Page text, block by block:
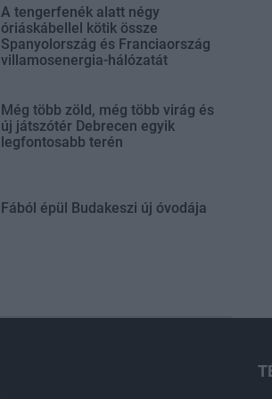
A tengerfenék alatt négy
óriáskábellel kötik össze
Spanyolország és Franciaország
villamosenergia-hálózatát
Még több zöld, még több virág és
új játszótér Debrecen egyik
legfontosabb terén
Fából épül Budakeszi új óvodája